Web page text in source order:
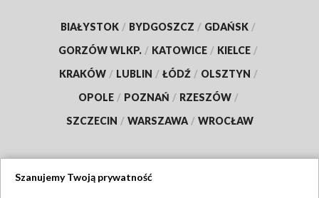
BIAŁYSTOK / BYDGOSZCZ / GDAŃSK /
GORZÓW WLKP. / KATOWICE / KIELCE /
KRAKÓW / LUBLIN / ŁÓDŹ / OLSZTYN /
OPOLE / POZNAŃ / RZESZÓW /
SZCZECIN / WARSZAWA / WROCŁAW
Szanujemy Twoją prywatność